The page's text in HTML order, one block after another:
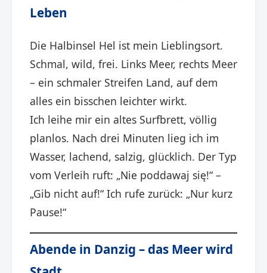
Leben
Die Halbinsel Hel ist mein Lieblingsort.
Schmal, wild, frei. Links Meer, rechts Meer
– ein schmaler Streifen Land, auf dem
alles ein bisschen leichter wirkt.
Ich leihe mir ein altes Surfbrett, völlig
planlos. Nach drei Minuten lieg ich im
Wasser, lachend, salzig, glücklich. Der Typ
vom Verleih ruft: „Nie poddawaj się!“ –
„Gib nicht auf!“ Ich rufe zurück: „Nur kurz
Pause!“
Abende in Danzig – das Meer wird